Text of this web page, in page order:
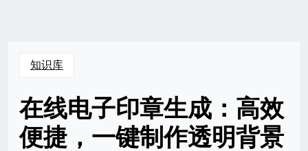
知识库
在线电子印章生成：高效
便捷，一键制作透明背景